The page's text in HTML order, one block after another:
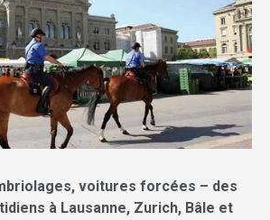
voitures forcées – des
à Lausanne, Zurich, Bâle et